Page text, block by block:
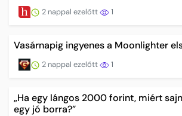
2 nappal ezelőtt 1
Vasárnapig ingyenes a Moonlighter
2 nappal ezelőtt 1
„Ha egy lángos 2000 forint, miért
egy jó borra?”